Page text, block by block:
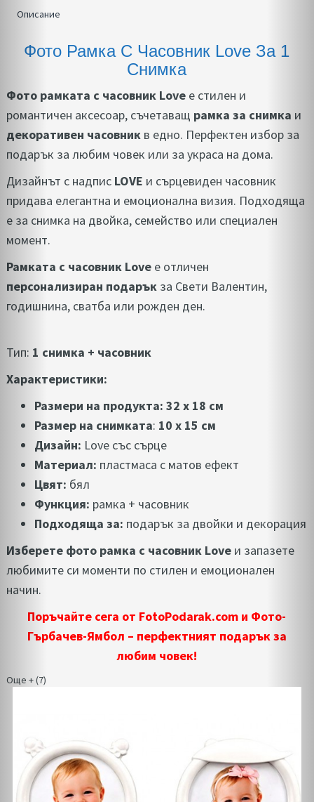
Описание
Фото Рамка С Часовник Love За 1
Снимка
Фото рамката с часовник Love е стилен и
романтичен аксесоар, съчетаващ рамка за снимка и
декоративен часовник в едно. Перфектен избор за
подарък за любим човек или за украса на дома.
Дизайнът с надпис LOVE и сърцевиден часовник
придава елегантна и емоционална визия. Подходяща
е за снимка на двойка, семейство или специален
момент.
Рамката с часовник Love е отличен
персонализиран подарък за Свети Валентин,
годишнина, сватба или рожден ден.
Тип: 1 снимка + часовник
Характеристики:
Размери на продукта: 32 х 18 см
Размер на снимката: 10 x 15 см
Дизайн: Love със сърце
Материал: пластмаса с матов ефект
Цвят: бял
Функция: рамка + часовник
Подходяща за: подарък за двойки и декорация
Изберете фото рамка с часовник Love и запазете
любимите си моменти по стилен и емоционален
начин.
Поръчайте сега от FotoPodarak.com и Фото-
Гърбачев-Ямбол – перфектният подарък за
любим човек!
Още + (7)